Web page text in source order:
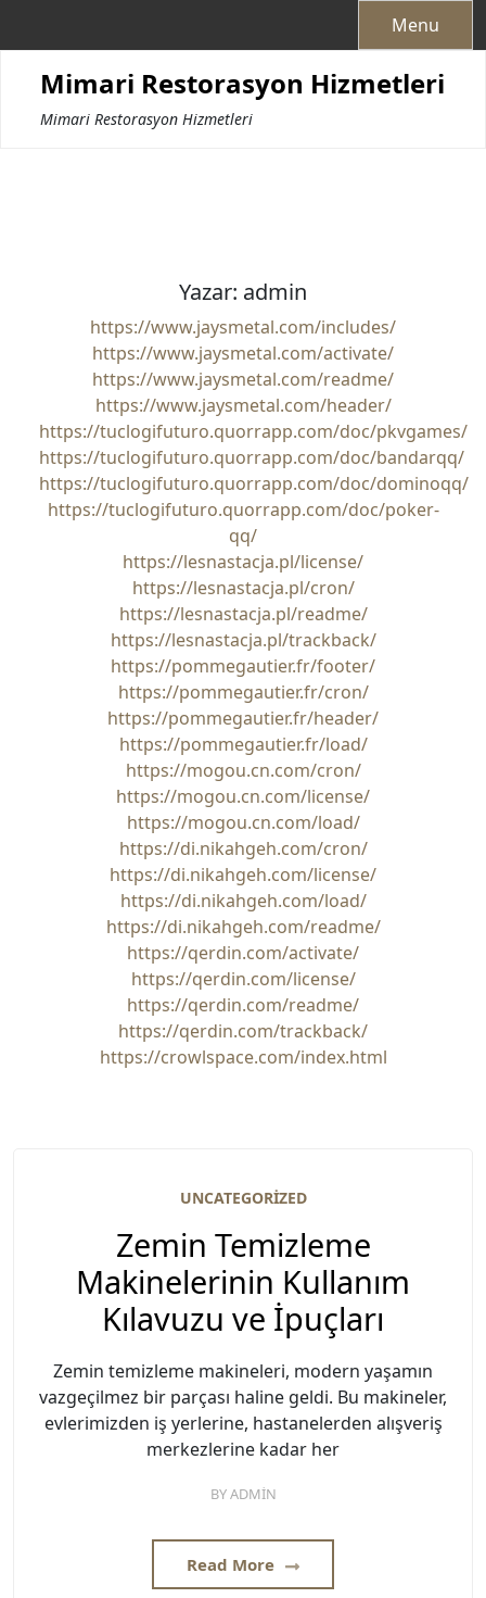
Menu
Mimari Restorasyon Hizmetleri
Mimari Restorasyon Hizmetleri
Yazar: admin
https://www.jaysmetal.com/includes/
https://www.jaysmetal.com/activate/
https://www.jaysmetal.com/readme/
https://www.jaysmetal.com/header/
https://tuclogifuturo.quorrapp.com/doc/pkvgames/
https://tuclogifuturo.quorrapp.com/doc/bandarqq/
https://tuclogifuturo.quorrapp.com/doc/dominoqq/
https://tuclogifuturo.quorrapp.com/doc/poker-
qq/
https://lesnastacja.pl/license/
https://lesnastacja.pl/cron/
https://lesnastacja.pl/readme/
https://lesnastacja.pl/trackback/
https://pommegautier.fr/footer/
https://pommegautier.fr/cron/
https://pommegautier.fr/header/
https://pommegautier.fr/load/
https://mogou.cn.com/cron/
https://mogou.cn.com/license/
https://mogou.cn.com/load/
https://di.nikahgeh.com/cron/
https://di.nikahgeh.com/license/
https://di.nikahgeh.com/load/
https://di.nikahgeh.com/readme/
https://qerdin.com/activate/
https://qerdin.com/license/
https://qerdin.com/readme/
https://qerdin.com/trackback/
https://crowlspace.com/index.html
UNCATEGORIZED
Zemin Temizleme
Makinelerinin Kullanım
Kılavuzu ve İpuçları
Zemin temizleme makineleri, modern yaşamın
vazgeçilmez bir parçası haline geldi. Bu makineler,
evlerimizden iş yerlerine, hastanelerden alışveriş
merkezlerine kadar her
BYADMIN
Read More